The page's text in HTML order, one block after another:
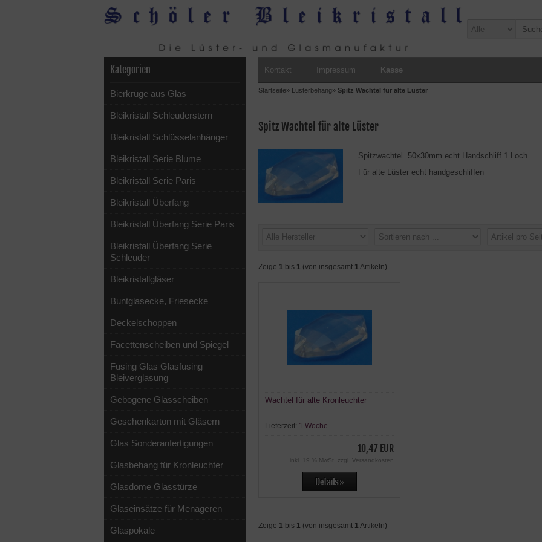
Kategorien
Bierkrüge aus Glas
Bleikristall Schleuderstern
Bleikristall Schlüsselanhänger
Bleikristall Serie Blume
Bleikristall Serie Paris
Bleikristall Überfang
Bleikristall Überfang Serie Paris
Bleikristall Überfang Serie
Schleuder
Bleikristallgläser
Buntglasecke, Friesecke
Deckelschoppen
Facettenscheiben und Spiegel
Fusing Glas Glasfusing
Bleiverglasung
Gebogene Glasscheiben
Geschenkarton mit Gläsern
Glas Sonderanfertigungen
Glasbehang für Kronleuchter
Glasdome Glasstürze
Glaseinsätze für Menageren
Glaspokale
Kontakt Impressum Kasse
Startseite» Lüsterbehang» Spitz Wachtel für alte Lüster
Spitz Wachtel für alte Lüster
Spitzwachtel 50x30mm echt Handschliff 1 Loch
Für alte Lüster echt handgeschliffen
Zeige 1 bis 1 (von insgesamt 1 Artikeln)
Wachtel für alte Kronleuchter
Lieferzeit: 1 Woche
10,47 EUR
inkl. 19 % MwSt. zzgl. Versandkosten
Zeige 1 bis 1 (von insgesamt 1 Artikeln)